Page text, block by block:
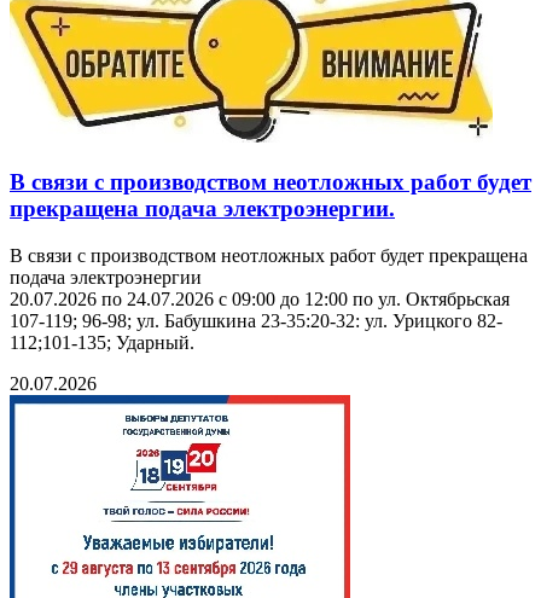
В связи с производством неотложных работ будет
прекращена подача электроэнергии.
В связи с производством неотложных работ будет прекращена
подача электроэнергии
20.07.2026 по 24.07.2026 с 09:00 до 12:00 по ул. Октябрьская
107-119; 96-98; ул. Бабушкина 23-35:20-32: ул. Урицкого 82-
112;101-135; Ударный.
20.07.2026